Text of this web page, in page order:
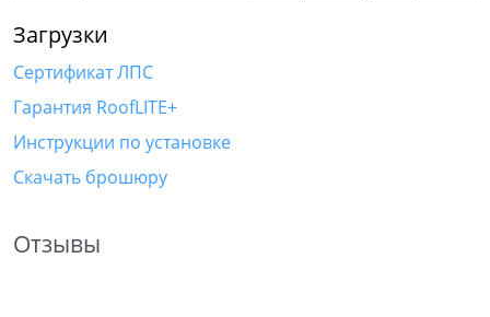
Загрузки
Сертификат ЛПС
Гарантия RoofLITE+
Инструкции по установке
Скачать брошюру
Отзывы